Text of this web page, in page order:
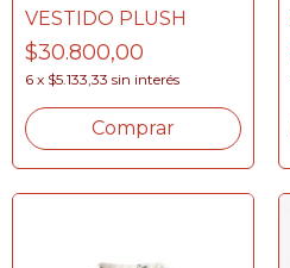
VESTIDO PLUSH
$30.800,00
6 x $5.133,33 sin interés
Comprar